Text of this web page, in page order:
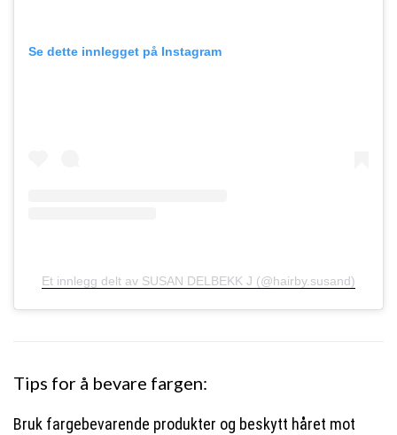
Se dette innlegget på Instagram
Et innlegg delt av SUSAN DELBEKK J (@hairby.susand)
Tips for å bevare fargen:
Bruk fargebevarende produkter og beskytt håret mot